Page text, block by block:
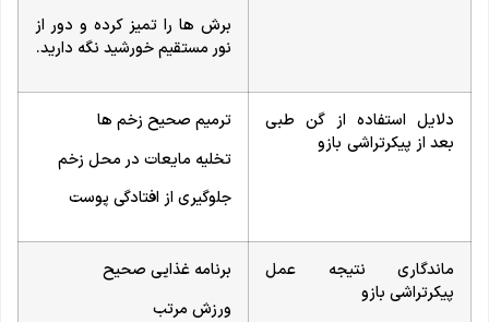
برش ها را تمیز کرده و دور از
نور مستقیم خورشید نگه دارید.
دلایل استفاده از گن طبی
بعد از پیکرتراشی بازو
ترمیم صحیح زخم ها
تخلیه مایعات در محل زخم
جلوگیری از افتادگی پوست
ماندگاری نتیجه عمل
پیکرتراشی بازو
برنامه غذایی صحیح
ورزش مرتب